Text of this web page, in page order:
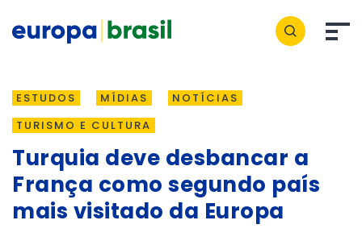
ESTUDOS MÍDIAS
NOTÍCIAS
TURISMO E CULTURA
Turquia deve desbancar a
França como segundo país
mais visitado da Europa